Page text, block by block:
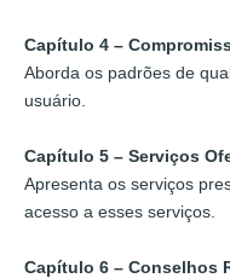
Capítulo 4 –
Aborda os padrões de
usuário.
Capítulo 5 – Serviços
Apresenta os serviços
acesso a esses serviços.
Capítulo 6 – Conselhos